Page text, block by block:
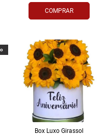
COMPRAR
Box Luxo Girassol